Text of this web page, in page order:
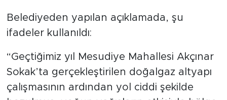
Belediyeden yapılan açıklamada, şu
ifadeler kullanıldı:
“Geçtiğimiz yıl Mesudiye Mahallesi Akçınar
Sokak’ta gerçekleştirilen doğalgaz altyapı
çalışmasının ardından yol ciddi şekilde